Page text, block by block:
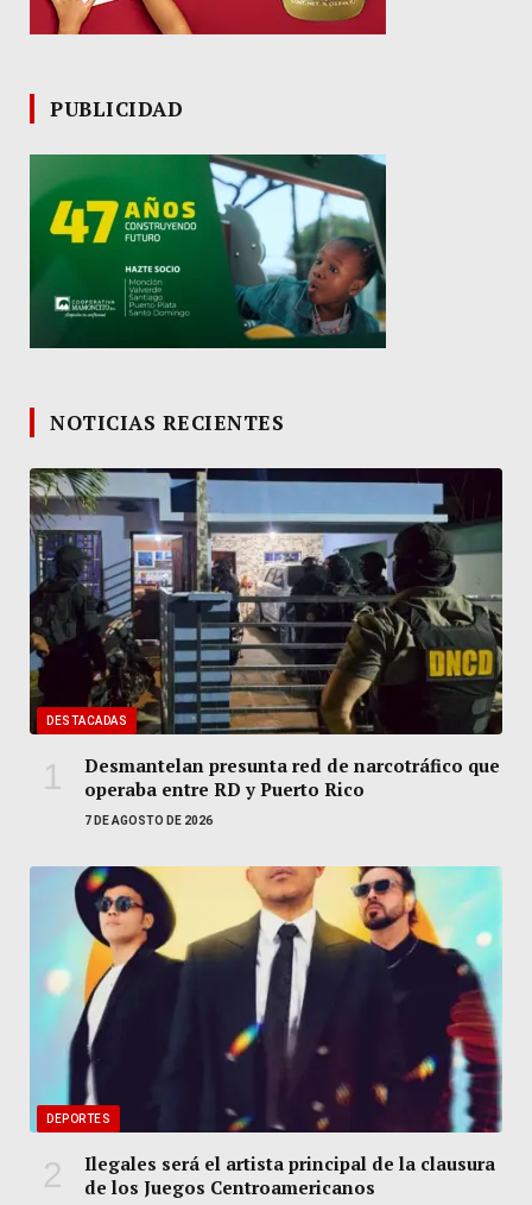
PUBLICIDAD
NOTICIAS RECIENTES
DESTACADAS
Desmantelan presunta red de narcotráfico que
operaba entre RD y Puerto Rico
7 DE AGOSTO DE 2026
DEPORTES
Ilegales será el artista principal de la clausura
de los Juegos Centroamericanos